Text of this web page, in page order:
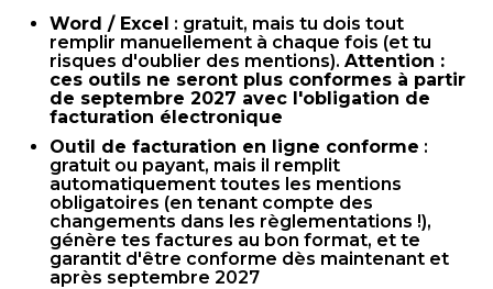
Word / Excel : gratuit, mais tu dois tout
remplir manuellement à chaque fois (et tu
risques d'oublier des mentions). Attention :
ces outils ne seront plus conformes à partir
de septembre 2027 avec l'obligation de
facturation électronique
Outil de facturation en ligne conforme :
gratuit ou payant, mais il remplit
automatiquement toutes les mentions
obligatoires (en tenant compte des
changements dans les règlementations !),
génère tes factures au bon format, et te
garantit d'être conforme dès maintenant et
après septembre 2027